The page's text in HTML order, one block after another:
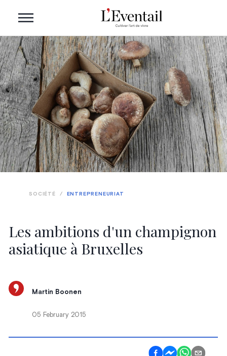
Les ambitions d'un champignon
asiatique à Bruxelles
SOCIÉTÉ / ENTREPRENEURIAT
Martin Boonen
05 February 2015